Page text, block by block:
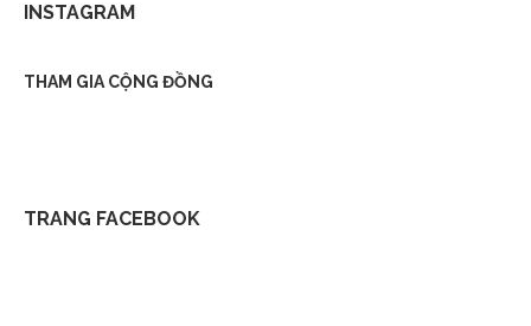
INSTAGRAM
THAM GIA CỘNG ĐỒNG
TRANG FACEBOOK